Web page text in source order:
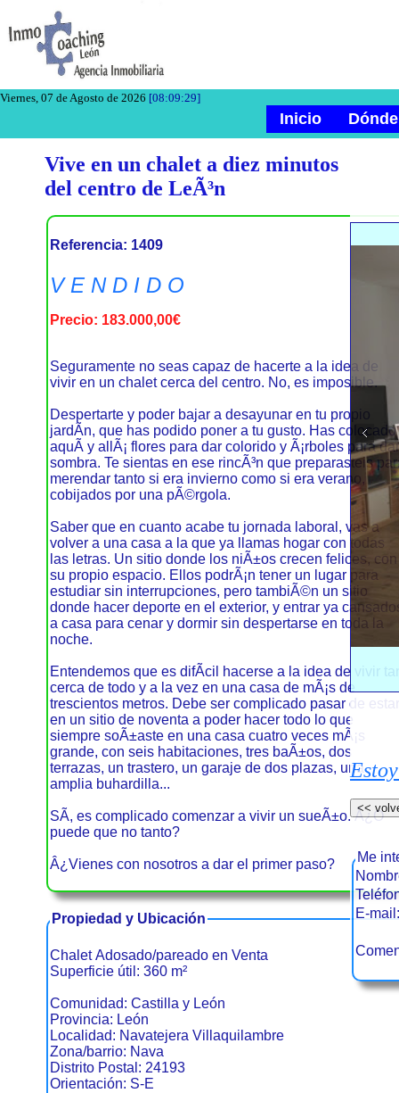
Viernes, 07 de Agosto de 2026 [08:09:30]
Inicio
Vive en un chalet a diez minutos
del centro de LeÃ³n
Referencia: 1409
V E N D I D O
Precio: 183.000,00€
Seguramente no seas capaz de hacerte a la idea de
vivir en un chalet cerca del centro. No, es imposible.
Despertarte y poder bajar a desayunar en tu propio
jardÃ­n, que has podido poner a tu gusto. Has colocado
aquÃ­ y allÃ¡ flores para dar colorido y Ã¡rboles para dar
sombra. Te sientas en ese rincÃ³n que preparasteis
merendar tanto si era invierno como si era verano,
cobijados por una pÃ©rgola.
Saber que en cuanto acabe tu jornada laboral, vas a
volver a una casa a la que ya llamas hogar con todas
las letras. Un sitio donde los niÃ±os crecen felices, con
su propio espacio. Ellos podrÃ¡n tener un lugar para
estudiar sin interrupciones, pero tambiÃ©n un sitio
donde hacer deporte en el exterior, y entrar ya
a casa para cenar y dormir sin despertarse en toda la
noche.
Entendemos que es difÃ­cil hacerse a la idea de vivir
cerca de todo y a la vez en una casa de mÃ¡s de
trescientos metros. Debe ser complicado pasar de estar
en un sitio de noventa a poder hacer todo lo que
siempre soÃ±aste en una casa cuatro veces mÃ¡s
grande, con seis habitaciones, tres baÃ±os, dos
terrazas, un trastero, un garaje de dos plazas, una
amplia buhardilla...
SÃ­, es complicado comenzar a vivir un sueÃ±o. Â¿O
puede que no tanto?
Â¿Vienes con nosotros a dar el primer paso?
Propiedad y Ubicación
Chalet Adosado/pareado en Venta
Superficie útil: 360 m²
Comunidad: Castilla y León
Provincia: León
Localidad: Navatejera Villaquilambre
Zona/barrio: Nava
Distrito Postal: 24193
Orientación: S-E
Me
E-mail: